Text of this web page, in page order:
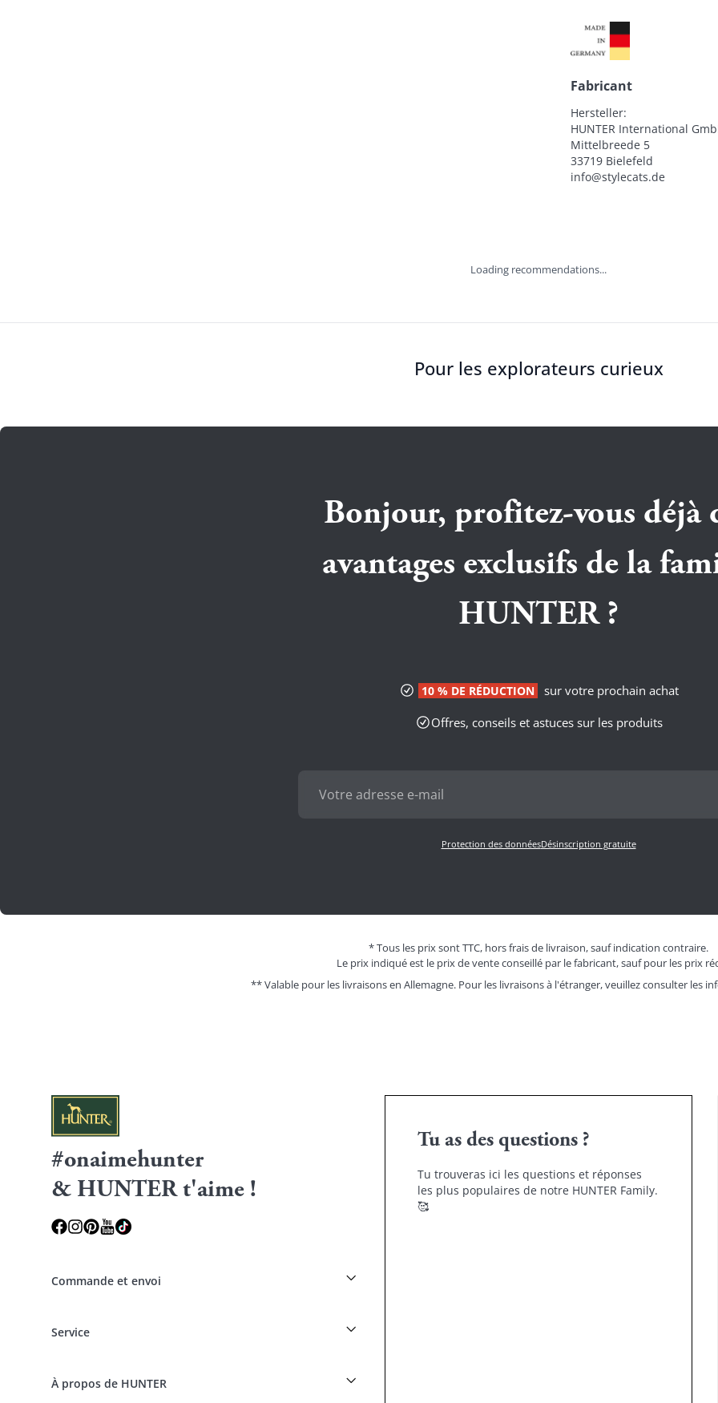
Fabricant
Hersteller:
HUNTER International
Mittelbreede 5
33719 Bielefeld
info@stylecats.de
Loading recommendations...
Pour les explorateurs curieux
Bonjour, profitez-vous déjà
avantages exclusifs de la
HUNTER ?
10 % DE RÉDUCTION
sur votre prochain achat
Offres, conseils et astuces sur les produits
Protection des donnéesDésinscription gratuite
* Tous les prix sont TTC, hors frais de livraison, sauf indication contraire.
Le prix indiqué est le prix de vente conseillé par le fabricant, sauf pour les prix
** Valable pour les livraisons en Allemagne. Pour les livraisons à l'étranger, veuillez consulter les
#onaimehunter
& HUNTER t'aime !
Commande et envoi
Spéciaux pour les professionnels du chien
Informations sur la livraison
Service
Tableau des races
À propos de HUNTER
Tu as des questions ?
Tu trouveras ici les questions et réponses
les plus populaires de notre HUNTER Family.
🥰